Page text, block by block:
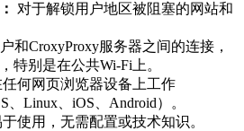
对于解锁用户地区被阻塞的网站和
和CroxyProxy服务器之间的连接，
特别是在公共Wi-Fi上。
何网页浏览器设备上工作
、Linux、iOS、Android）。
使用，无需配置或技术知识。